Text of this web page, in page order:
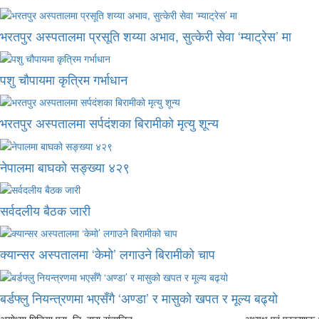
भरतपुर अस्पतालमा प्रसूति शय्या अभाव, सुत्केरी सेवा ‘म्याट्रेस’ मा
पशु चौपायमा कृत्रिम गर्भाधान
भरतपुर अस्पतालमा सर्पदंशका बिरामीको मृत्यु शून्य
नेपालमा बाघको सङ्ख्या ४२९
सर्वदलीय बैठक जारी
क्यान्सर अस्पतालमा ‘केमो’ लगाउने बिरामीको चाप
बर्डफ्लु नियन्त्रणमा भएसँगै ‘अण्डा’ र मासुको खपत र मूल्य बढ्यो